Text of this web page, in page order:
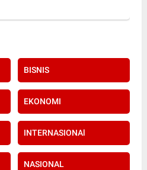
BISNIS
EKONOMI
INTERNASIONAl
NASIONAL